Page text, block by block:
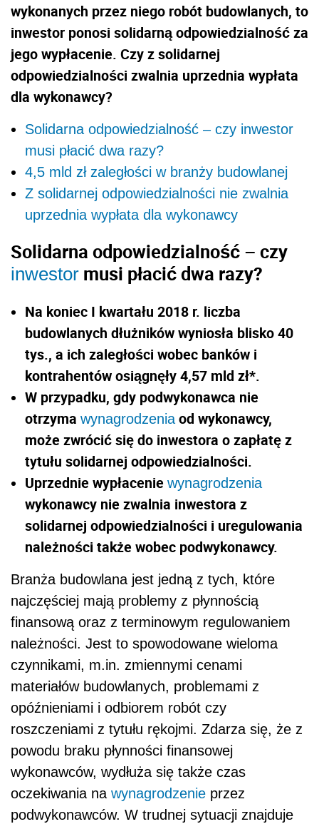
wykonanych przez niego robót budowlanych, to
inwestor ponosi solidarną odpowiedzialność za
jego wypłacenie. Czy z solidarnej
odpowiedzialności zwalnia uprzednia wypłata
dla wykonawcy?
Solidarna odpowiedzialność – czy inwestor
musi płacić dwa razy?
4,5 mld zł zaległości w branży budowlanej
Z solidarnej odpowiedzialności nie zwalnia
uprzednia wypłata dla wykonawcy
Solidarna odpowiedzialność – czy
inwestor musi płacić dwa razy?
Na koniec I kwartału 2018 r. liczba
budowlanych dłużników wyniosła blisko 40
tys., a ich zaległości wobec banków i
kontrahentów osiągnęły 4,57 mld zł*.
W przypadku, gdy podwykonawca nie
otrzyma wynagrodzeniaod wykonawcy,
może zwrócić się do inwestora o zapłatę z
tytułu solidarnej odpowiedzialności.
Uprzednie wypłacenie wynagrodzenia
wykonawcy nie zwalnia inwestora z
solidarnej odpowiedzialności i uregulowania
należności także wobec podwykonawcy.
Branża budowlana jest jedną z tych, które
najczęściej mają problemy z płynnością
finansową oraz z terminowym regulowaniem
należności. Jest to spowodowane wieloma
czynnikami, m.in. zmiennymi cenami
materiałów budowlanych, problemami z
opóźnieniami i odbiorem robót czy
roszczeniami z tytułu rękojmi. Zdarza się, że z
powodu braku płynności finansowej
wykonawców, wydłuża się także czas
oczekiwania na wynagrodzenie przez
podwykonawców. W trudnej sytuacji znajduje